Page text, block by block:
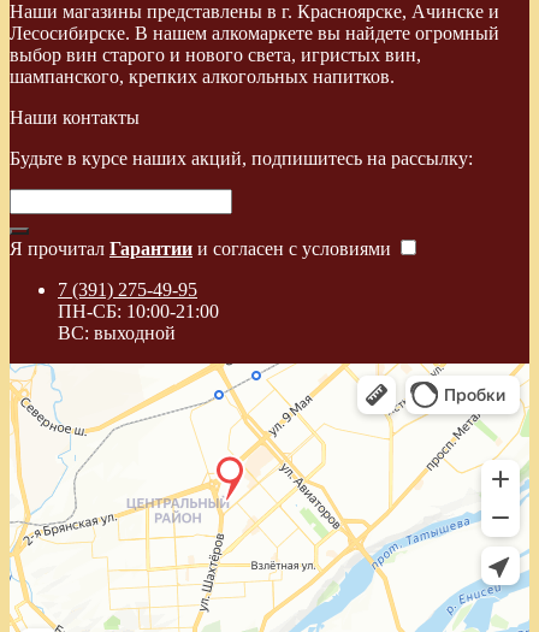
Наши магазины представлены в г. Красноярске, Ачинске и
Лесосибирске. В нашем алкомаркете вы найдете огромный
выбор вин старого и нового света, игристых вин,
шампанского, крепких алкогольных напитков.
Наши контакты
Будьте в курсе наших акций, подпишитесь на рассылку:
Я прочитал Гарантии и согласен с условиями
7 (391) 275-49-95
ПН-СБ: 10:00-21:00
ВС: выходной